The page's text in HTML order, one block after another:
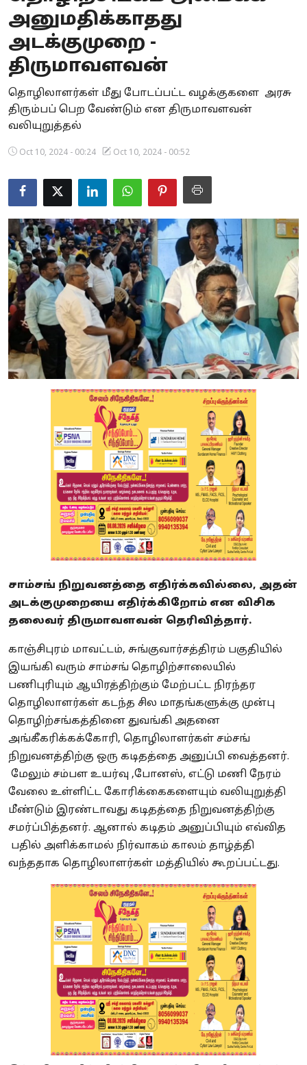
Business
Crime
National
Spirituality
Weather
Politics
அனுமதிக்காதது
அடக்குமுறை -
திருமாவளவன்
தொழிலாளர்கள் மீது போடப்பட்ட வழக்குகளை அரசு
திரும்பப் பெற வேண்டும் என திருமாவளவன்
வலியுறுத்தல்
Oct 10, 2024 - 00:24 Oct 10, 2024 - 00:52
சாம்சங் நிறுவனத்தை எதிர்க்கவில்லை, அதன்
அடக்குமுறையை எதிர்க்கிறோம் என விசிக
தலைவர் திருமாவளவன் தெரிவித்தார்.
காஞ்சிபுரம் மாவட்டம், சுங்குவார்சத்திரம் பகுதியில்
இயங்கி வரும் சாம்சங் தொழிற்சாலையில்
பணிபுரியும் ஆயிரத்திற்கும் மேற்பட்ட நிரந்தர
தொழிலாளர்கள் கடந்த சில மாதங்களுக்கு முன்பு
தொழிற்சங்கத்தினை துவங்கி அதனை
அங்கீகரிக்கக்கோரி, தொழிலாளர்கள் சம்சங்
நிறுவனத்திற்கு ஒரு கடிதத்தை அனுப்பி வைத்தனர்.
மேலும் சம்பள உயர்வு ,போனஸ், எட்டு மணி நேரம்
வேலை உள்ளிட்ட கோரிக்கைகளையும் வலியுறுத்தி
மீண்டும் இரண்டாவது கடிதத்தை நிறுவனத்திற்கு
சமர்ப்பித்தனர். ஆனால் கடிதம் அனுப்பியும் எவ்வித
பதில் அளிக்காமல் நிர்வாகம் காலம் தாழ்த்தி
வந்ததாக தொழிலாளர்கள் மத்தியில் கூறப்பட்டது.